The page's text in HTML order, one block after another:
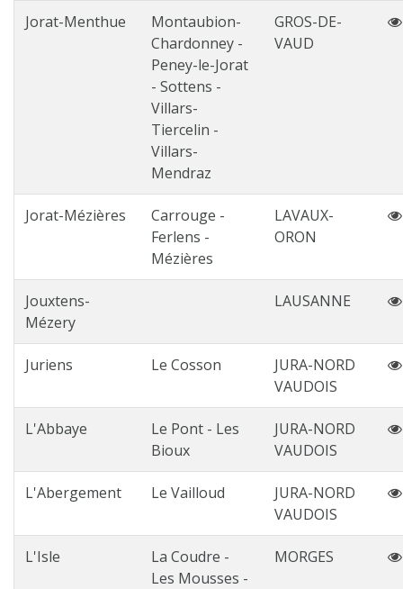
Jorat-Menthue
Montaubion-
Chardonney -
Peney-le-Jorat
- Sottens -
Villars-
Tiercelin -
Villars-
Mendraz
GROS-DE-
VAUD
Jorat-Mézières
Carrouge -
Ferlens -
Mézières
LAVAUX-
ORON
Jouxtens-
Mézery
LAUSANNE
Juriens Le Cosson
JURA-NORD
VAUDOIS
L'Abbaye
Le Pont - Les
Bioux
JURA-NORD
VAUDOIS
L'Abergement Le Vailloud
JURA-NORD
VAUDOIS
L'Isle
La Coudre -
Les Mousses -
MORGES